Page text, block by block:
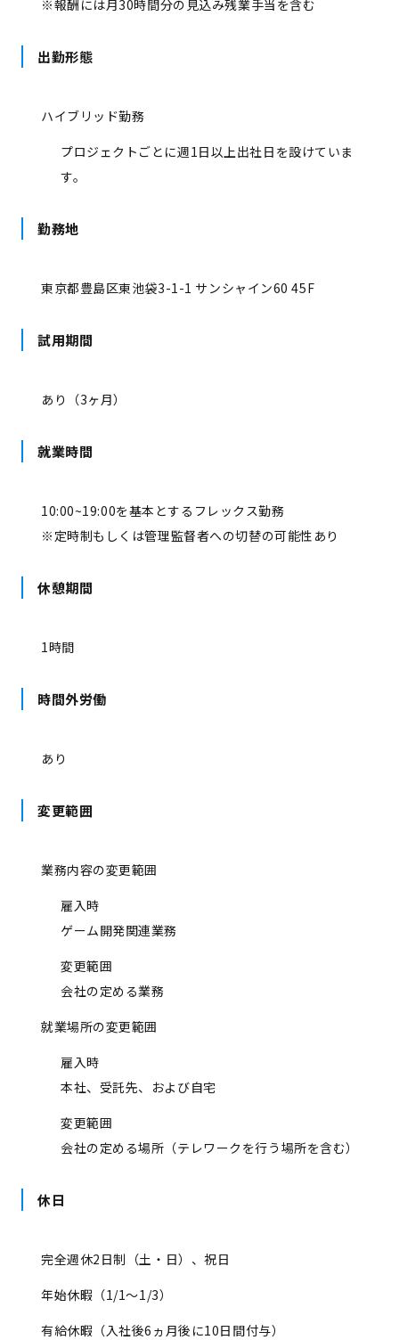
※報酬には月30時間分の見込み残業手当を含む
出勤形態
ハイブリッド勤務
プロジェクトごとに週1日以上出社日を設けていま
す。
勤務地
東京都豊島区東池袋3-1-1 サンシャイン60 45F
試用期間
あり（3ヶ月）
就業時間
10:00~19:00を基本とするフレックス勤務
※定時制もしくは管理監督者への切替の可能性あり
休憩期間
1時間
時間外労働
あり
変更範囲
業務内容の変更範囲
雇入時
ゲーム開発関連業務
変更範囲
会社の定める業務
就業場所の変更範囲
雇入時
本社、受託先、および自宅
変更範囲
会社の定める場所（テレワークを行う場所を含む）
休日
完全週休2日制（土・日）、祝日
年始休暇（1/1～1/3）
有給休暇（入社後6ヵ月後に10日間付与）